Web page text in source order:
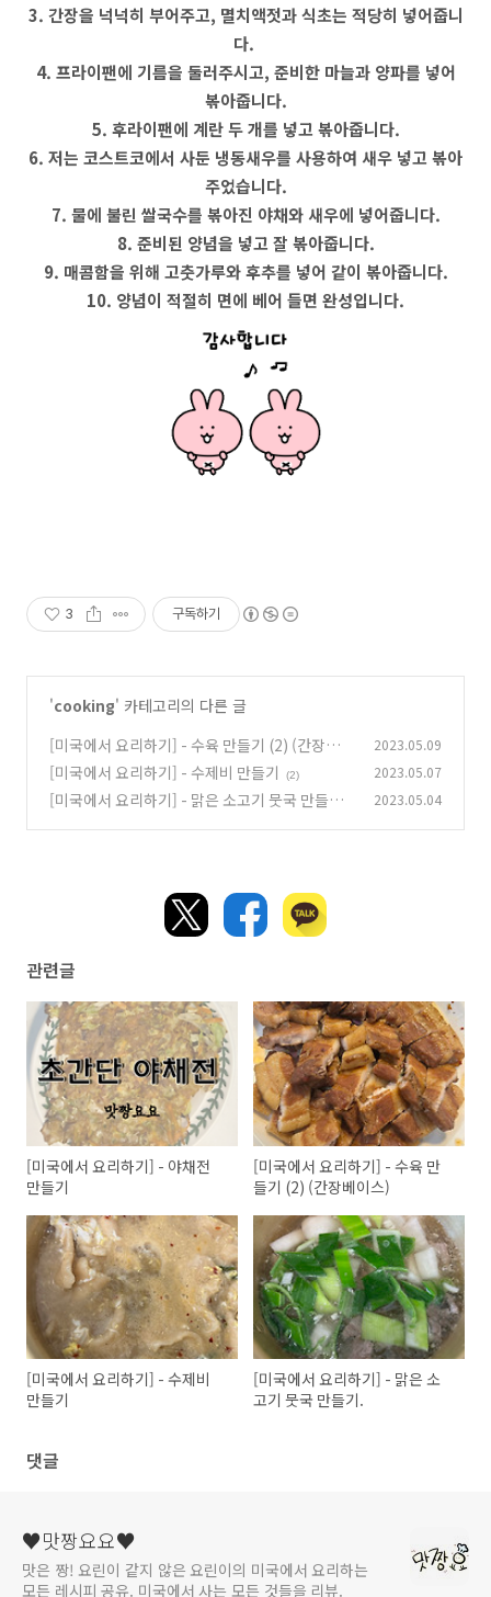
3. 간장을 넉넉히 부어주고, 멸치액젓과 식초는 적당히 넣어줍니
다.
4. 프라이팬에 기름을 둘러주시고, 준비한 마늘과 양파를 넣어
볶아줍니다.
5. 후라이팬에 계란 두 개를 넣고 볶아줍니다.
6. 저는 코스트코에서 사둔 냉동새우를 사용하여 새우 넣고 볶아
주었습니다.
7. 물에 불린 쌀국수를 볶아진 야채와 새우에 넣어줍니다.
8. 준비된 양념을 넣고 잘 볶아줍니다.
9. 매콤함을 위해 고춧가루와 후추를 넣어 같이 볶아줍니다.
10. 양념이 적절히 면에 베어 들면 완성입니다.
3 구독하기
'cooking' 카테고리의 다른 글
[미국에서 요리하기] - 수육 만들기 (2) (간장베이
스)
(2)
2023.05.09
[미국에서 요리하기] - 수제비 만들기 (2) 2023.05.07
[미국에서 요리하기] - 맑은 소고기 뭇국 만들기. 2023.05.04
관련글
[미국에서 요리하기] - 야채전
만들기
[미국에서 요리하기] - 수육 만
들기 (2) (간장베이스)
[미국에서 요리하기] - 수제비
만들기
[미국에서 요리하기] - 맑은 소
고기 뭇국 만들기.
댓글
♥맛짱요요♥
맛은 짱! 요린이 같지 않은 요린이의 미국에서 요리하는
모든 레시피 공유. 미국에서 사는 모든 것들을 리뷰.